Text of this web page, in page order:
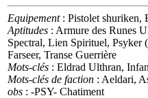
Equipement: Pistolet shuriken,
Aptitudes : Armure des Runes
Spectral, Lien Spirituel, Psyker
Farseer, Transe Guerrière
Mots-clés : Eldrad Ulthran,
Mots-clés de faction : Aeldari,
obs : -PSY- Chatiment